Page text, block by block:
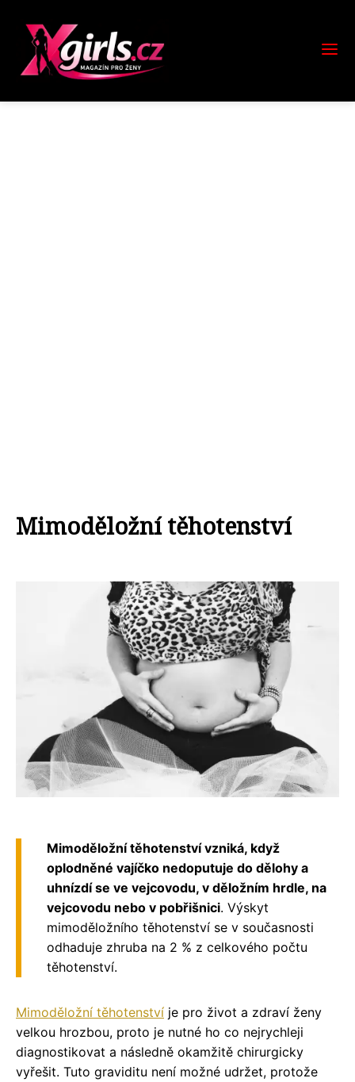
Mimoděložní těhotenství
Mimoděložní těhotenství vzniká, když
oplodněné vajíčko nedoputuje do dělohy a
uhnízdí se ve vejcovodu, v děložním hrdle, na
vejcovodu nebo v pobřišnici. Výskyt
mimoděložního těhotenství se v současnosti
odhaduje zhruba na 2 % z celkového počtu
těhotenství.
Mimoděložní těhotenství je pro život a zdraví ženy
velkou hrozbou, proto je nutné ho co nejrychleji
diagnostikovat a následně okamžitě chirurgicky
vyřešit. Tuto graviditu není možné udržet, protože